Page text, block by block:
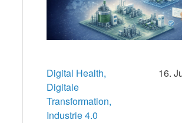
Digital Health,
Digitale
Transformation,
Industrie 4.0
16.